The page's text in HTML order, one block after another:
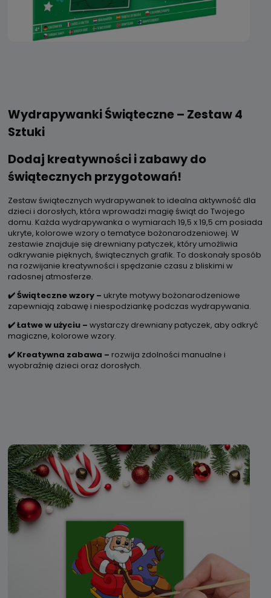
Wydrapywanki Świąteczne – Zestaw 4
Sztuki
Dodaj kreatywności i zabawy do
świątecznych przygotowań!
Zestaw świątecznych wydrapywanek to idealna aktywność dla
dzieci i dorosłych, która wprowadzi magię świąt do Twojego
domu. Każda wydrapywanka o wymiarach 19,5 x 19,5 cm posiada
ukryte, kolorowe wzory o tematyce bożonarodzeniowej. W
zestawie znajduje się drewniany patyczek, który umożliwia
odkrywanie pięknych, świątecznych grafik. To doskonały sposób
na rozwijanie kreatywności i spędzanie czasu z bliskimi w
radosnej atmosferze.
✔️ Świąteczne wzory – ukryte motywy bożonarodzeniowe
zapewniają zabawę i niespodziankę podczas wydrapywania.
✔️ Łatwe w użyciu – wystarczy drewniany patyczek, aby odkryć
magiczne, kolorowe wzory.
✔️ Kreatywna zabawa – rozwija zdolności manualne i
wyobraźnię dzieci oraz dorosłych.